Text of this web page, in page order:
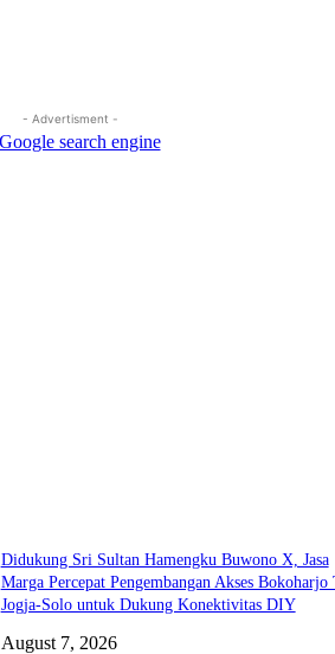
- Advertisment -
Didukung Sri Sultan Hamengku Buwono X, Jasa
Marga Percepat Pengembangan Akses Bokoharjo
Jogja-Solo untuk Dukung Konektivitas DIY
August 7, 2026